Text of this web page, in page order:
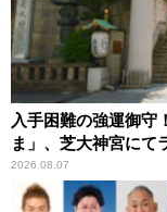
入手困難の強運御
ま」、芝大神宮にて
2026.08.07